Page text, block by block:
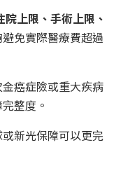
院上限、手術上限、
避免實際醫療費超過
癌症險或重大疾病
整度。
新光保障可以更完